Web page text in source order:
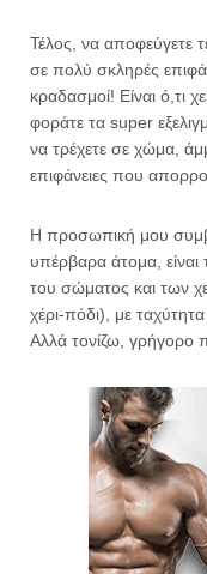
Τέλος, να αποφεύγετε
σε πολύ σκληρές
κραδασμοί! Είναι ό,τι
φοράτε τα super
να τρέχετε σε χώμα,
επιφάνειες που
Η προσωπική μου
υπέρβαρα άτομα,
του σώματος και των
χέρι-πόδι), με
Αλλά τονίζω, γρήγορο